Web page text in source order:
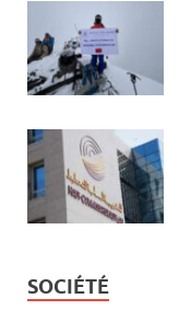
SOCIÉTÉ